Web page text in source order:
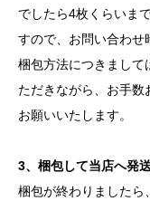
でしたら4枚くらいま
すので、お問い合わせ
梱包方法につきまして
ただきながら、お手数
お願いいたします。
3、梱包して当店へ発
梱包が終わりましたら